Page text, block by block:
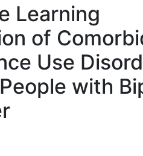
Learning
of
Use
with